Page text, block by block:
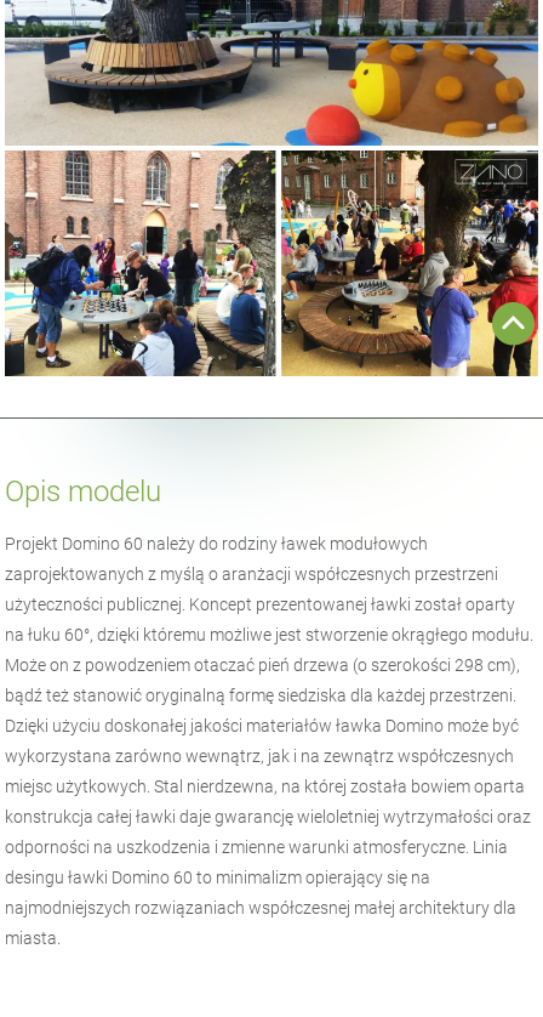
Opis modelu
Projekt Domino 60 należy do rodziny ławek modułowych
zaprojektowanych z myślą o aranżacji współczesnych przestrzeni
użyteczności publicznej. Koncept prezentowanej ławki został oparty
na łuku 60°, dzięki któremu możliwe jest stworzenie okrągłego modułu.
Może on z powodzeniem otaczać pień drzewa (o szerokości 298 cm),
bądź też stanowić oryginalną formę siedziska dla każdej przestrzeni.
Dzięki użyciu doskonałej jakości materiałów ławka Domino może być
wykorzystana zarówno wewnątrz, jak i na zewnątrz współczesnych
miejsc użytkowych. Stal nierdzewna, na której została bowiem oparta
konstrukcja całej ławki daje gwarancję wieloletniej wytrzymałości oraz
odporności na uszkodzenia i zmienne warunki atmosferyczne. Linia
desingu ławki Domino 60 to minimalizm opierający się na
najmodniejszych rozwiązaniach współczesnej małej architektury dla
miasta.